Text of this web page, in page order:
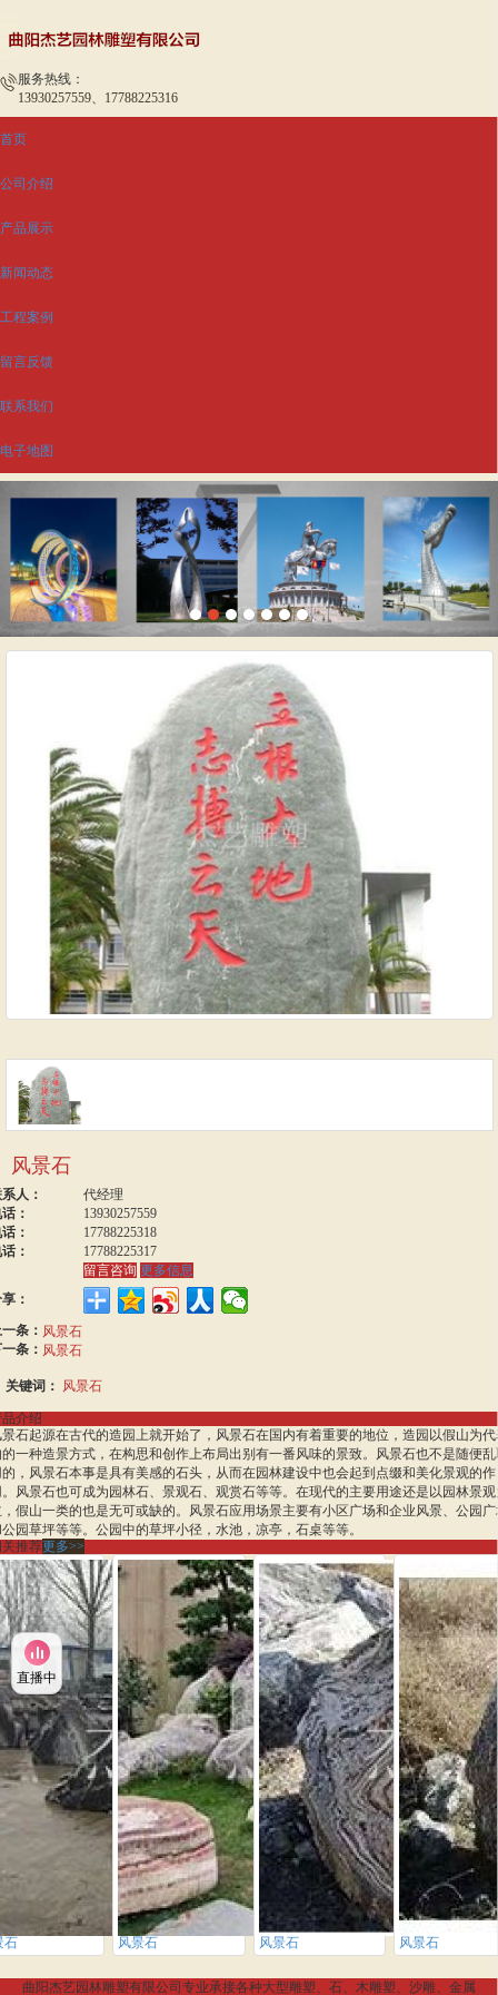
服务热线：
13930257559、17788225316
首页
公司介绍
产品展示
新闻动态
工程案例
留言反馈
联系我们
电子地图
风景石
人：
代经理
：
13930257559
：
17788225318
：
17788225317
留言咨询 更多信息
：
条： 风景石
条： 风景石
关键词： 风景石
介绍
石起源在古代的造园上就开始了，风景石在国内有着重要的地位，造园以假山为代
一种造景方式，在构思和创作上布局出别有一番风味的景致。风景石也不是随便乱
，风景石本事是具有美感的石头，从而在园林建设中也会起到点缀和美化景观的作
风景石也可成为园林石、景观石、观赏石等等。在现代的主要用途还是以园林景观
假山一类的也是无可或缺的。风景石应用场景主要有小区广场和企业风景、公园广
园草坪等等。公园中的草坪小径，水池，凉亭，石桌等等。
推荐更多>>
石 风景石 风景石 风景石
曲阳杰艺园林雕塑有限公司专业承接各种大型雕塑、石、木雕塑、沙雕、金属
直播中